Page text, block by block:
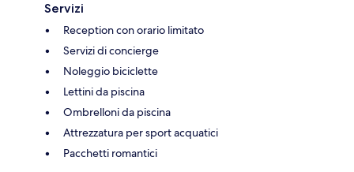
Servizi
Reception con orario limitato
Servizi di concierge
Noleggio biciclette
Lettini da piscina
Ombrelloni da piscina
Attrezzatura per sport acquatici
Pacchetti romantici